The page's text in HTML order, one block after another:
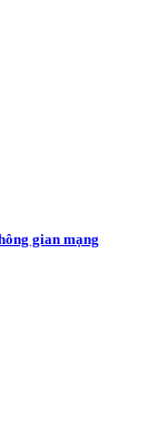
gian mạng